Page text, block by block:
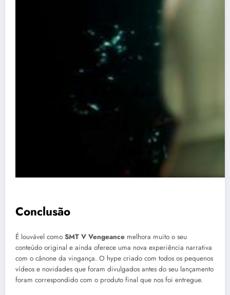
Conclusão
É louvável como SMT V Vengeance melhora muito o seu
conteúdo original e ainda oferece uma nova experiência narrativa
com o cânone da vingança. O hype criado com todos os pequenos
vídeos e novidades que foram divulgados antes do seu lançamento
foram correspondido com o produto final que nos foi entregue.